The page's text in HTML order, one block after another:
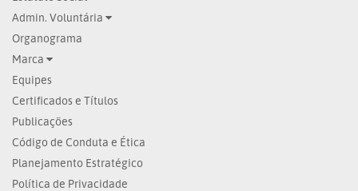
Admin. Voluntária
Organograma
Marca
Equipes
Certificados e Títulos
Publicações
Código de Conduta e Ética
Planejamento Estratégico
Política de Privacidade